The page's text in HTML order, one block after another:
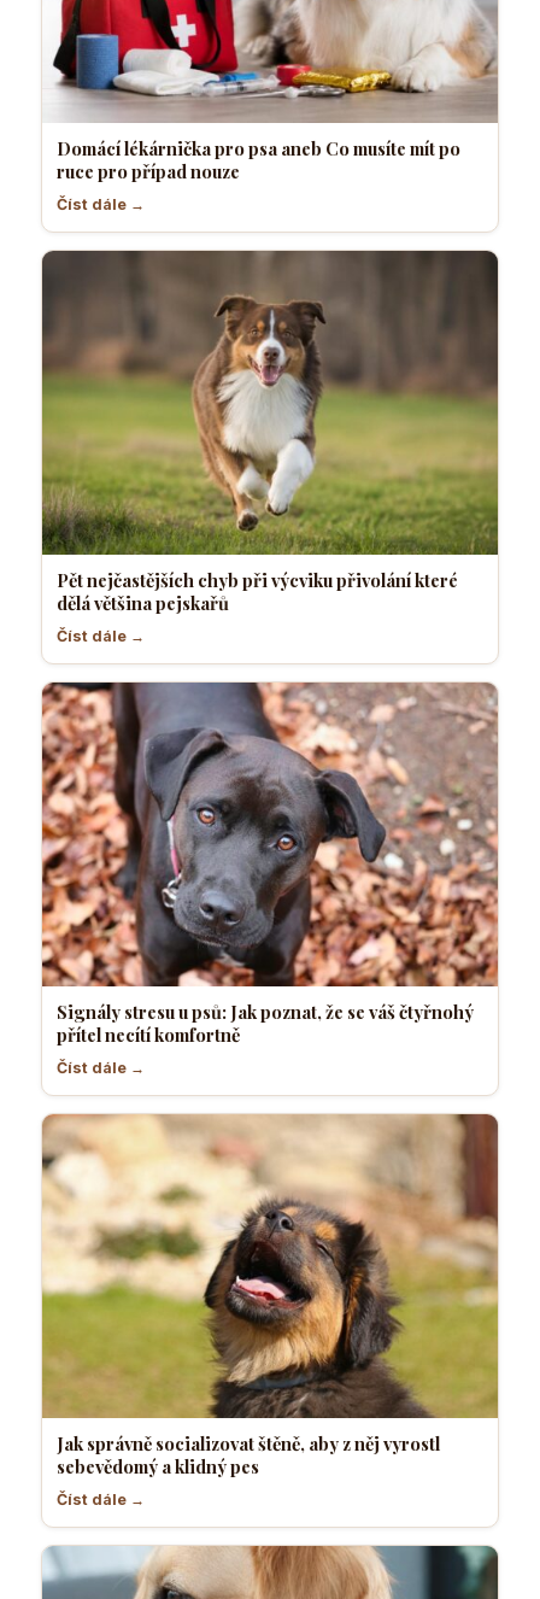
Domácí lékárnička pro psa aneb Co musíte mít po
ruce pro případ nouze
Číst dále →
Pět nejčastějších chyb při výcviku přivolání které
dělá většina pejskařů
Číst dále →
Signály stresu u psů: Jak poznat, že se váš čtyřnohý
přítel necítí komfortně
Číst dále →
Jak správně socializovat štěně, aby z něj vyrostl
sebevědomý a klidný pes
Číst dále →